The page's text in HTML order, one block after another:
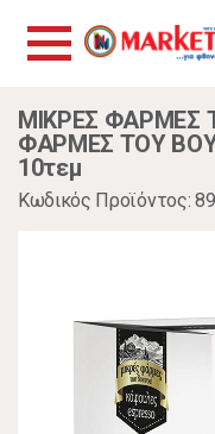
ΜΙΚΡΕΣ ΦΑΡΜΕΣ
ΦΑΡΜΕΣ ΤΟΥ
10τεμ
Κωδικός Προϊόντος: